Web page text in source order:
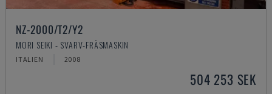
NZ-2000/T2/Y2
MORI SEIKI - SVARV-FRÄSMASKIN
ITALIEN 2008
504 253 SEK